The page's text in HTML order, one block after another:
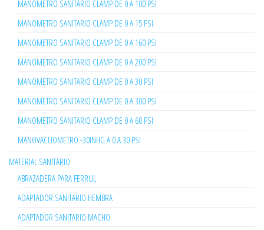
MANOMETRO SANITARIO CLAMP DE 0 A 100 PSI
MANOMETRO SANITARIO CLAMP DE 0 A 15 PSI
MANOMETRO SANITARIO CLAMP DE 0 A 160 PSI
MANOMETRO SANITARIO CLAMP DE 0 A 200 PSI
MANOMETRO SANITARIO CLAMP DE 0 A 30 PSI
MANOMETRO SANITARIO CLAMP DE 0 A 300 PSI
MANOMETRO SANITARIO CLAMP DE 0 A 60 PSI
MANOVACUOMETRO -30INHG A 0 A 30 PSI
MATERIAL SANITARIO
ABRAZADERA PARA FERRUL
ADAPTADOR SANITARIO HEMBRA
ADAPTADOR SANITARIO MACHO